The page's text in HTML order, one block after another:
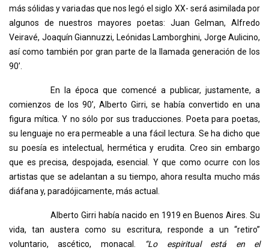
más sólidas y variadas que nos legó el siglo XX- será asimilada por
algunos de nuestros mayores poetas: Juan Gelman, Alfredo
Veiravé, Joaquín Giannuzzi, Leónidas Lamborghini, Jorge Aulicino,
así como también por gran parte de la llamada generación de los
90’.
En la época que comencé a publicar, justamente, a
comienzos de los 90’, Alberto Girri, se había convertido en una
figura mítica. Y no sólo por sus traducciones. Poeta para poetas,
su lenguaje no era permeable a una fácil lectura. Se ha dicho que
su poesía es intelectual, hermética y erudita. Creo sin embargo
que es precisa, despojada, esencial. Y que como ocurre con los
artistas que se adelantan a su tiempo, ahora resulta mucho más
diáfana y, paradójicamente, más actual.
Alberto Girri había nacido en 1919 en Buenos Aires. Su
vida, tan austera como su escritura, responde a un “retiro”
voluntario, ascético, monacal.
“Lo espiritual está en el